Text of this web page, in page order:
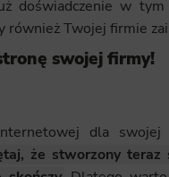
doświadczenie w
również Twojej firmie
swojej firmy!
dla
że stworzony